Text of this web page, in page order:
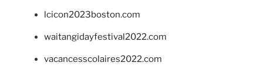
lcicon2023boston.com
waitangidayfestival2022.com
vacancesscolaires2022.com